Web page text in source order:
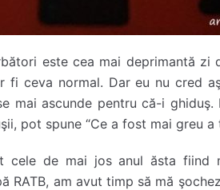
este cea mai deprimantă zi
fi ceva normal. Dar eu nu cred
mai ascunde pentru că-i
pot spune “Ce a fost mai greu a
cele de mai jos anul ăsta fiind
RATB, am avut timp să mă